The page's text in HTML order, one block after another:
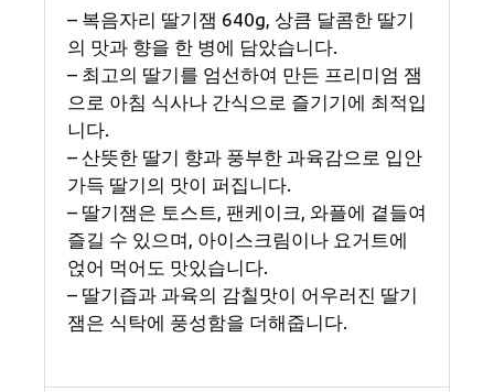
– 복음자리 딸기잼 640g, 상큼 달콤한 딸기
의 맛과 향을 한 병에 담았습니다.
– 최고의 딸기를 엄선하여 만든 프리미엄 잼
으로 아침 식사나 간식으로 즐기기에 최적입
니다.
– 산뜻한 딸기 향과 풍부한 과육감으로 입안
가득 딸기의 맛이 퍼집니다.
– 딸기잼은 토스트, 팬케이크, 와플에 곁들여
즐길 수 있으며, 아이스크림이나 요거트에
얹어 먹어도 맛있습니다.
– 딸기즙과 과육의 감칠맛이 어우러진 딸기
잼은 식탁에 풍성함을 더해줍니다.